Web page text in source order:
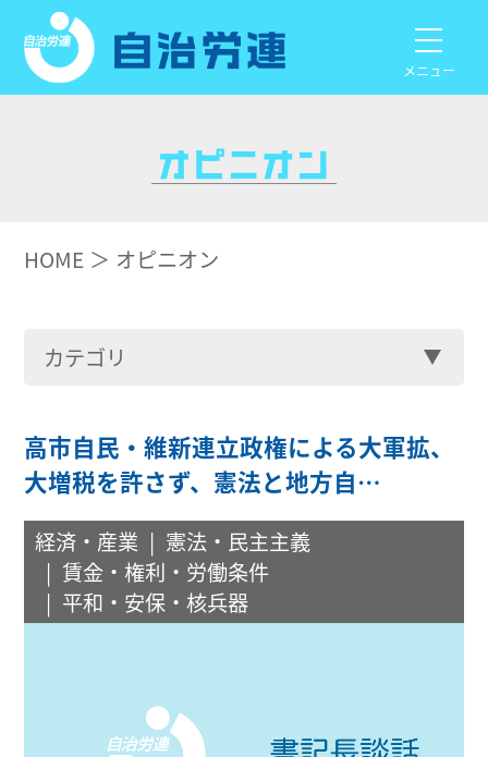
メニュー
HOME オピニオン
カテゴリ
高市自民・維新連立政権による大軍拡、
大増税を許さず、憲法と地方自…
経済・産業
憲法・民主主義
賃金・権利・労働条件
平和・安保・核兵器